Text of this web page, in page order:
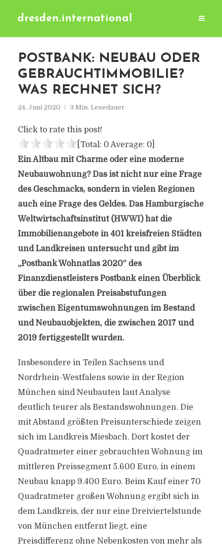
dresden.international
POSTBANK: NEUBAU ODER
GEBRAUCHTIMMOBILIE?
WAS RECHNET SICH?
24. Juni 2020 3 Min. Lesedauer
Click to rate this post!
[Total: 0 Average: 0]
Ein Altbau mit Charme oder eine moderne
Neubauwohnung? Das ist nicht nur eine Frage
des Geschmacks, sondern in vielen Regionen
auch eine Frage des Geldes. Das Hamburgische
Weltwirtschaftsinstitut (HWWI) hat die
Immobilienangebote in 401 kreisfreien Städten
und Landkreisen untersucht und gibt im
„Postbank Wohnatlas 2020“ des
Finanzdienstleisters Postbank einen Überblick
über die regionalen Preisabstufungen
zwischen Eigentumswohnungen im Bestand
und Neubauobjekten, die zwischen 2017 und
2019 fertiggestellt wurden.
Insbesondere in Teilen Sachsens und
Nordrhein-Westfalens sowie in der Region
München sind Neubauten laut Analyse
deutlich teurer als Bestandswohnungen. Die
mit Abstand größten Preisunterschiede zeigen
sich im Landkreis Miesbach. Dort kostet der
Quadratmeter einer gebrauchten Wohnung im
mittleren Preissegment 5.600 Euro, in einem
Neubau knapp 9.400 Euro. Beim Kauf einer 70
Quadratmeter großen Wohnung ergibt sich in
dem Landkreis, der nur eine Dreiviertelstunde
von München entfernt liegt, eine
Preisdifferenz ohne Nebenkosten von mehr als